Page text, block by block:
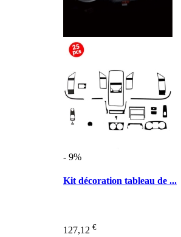
- 9%
Kit décoration tableau de ...
127,12 €